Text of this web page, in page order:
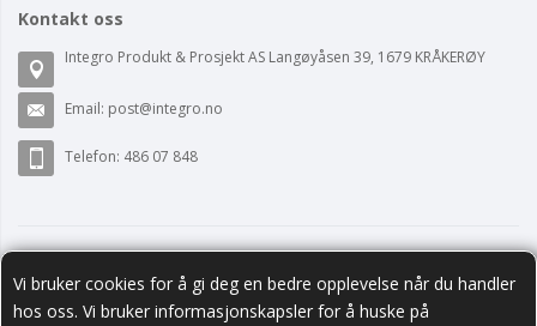
Vi bruker cookies for å gi deg en bedre opplevelse når du handler
hos oss. Vi bruker informasjonskapsler for å huske på
Kontakt oss
Integro Produkt & Prosjekt AS Langøyåsen 39, 1679 KRÅKERØY
Email: post@integro.no
Telefon: 486 07 848